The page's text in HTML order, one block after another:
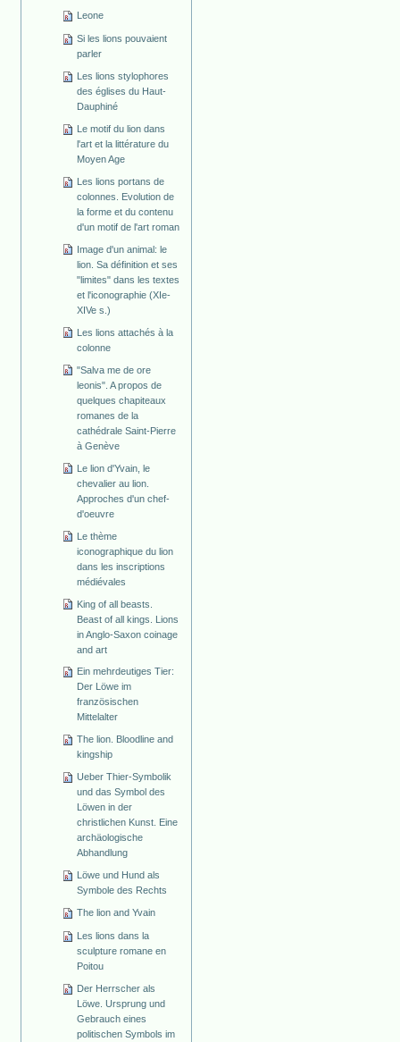
Leone
Si les lions pouvaient
parler
Les lions stylophores
des églises du Haut-
Dauphiné
Le motif du lion dans
l'art et la littérature du
Moyen Age
Les lions portans de
colonnes. Evolution de
la forme et du contenu
d'un motif de l'art roman
Image d'un animal: le
lion. Sa définition et ses
"limites" dans les textes
et l'iconographie (XIe-
XIVe s.)
Les lions attachés à la
colonne
"Salva me de ore
leonis". A propos de
quelques chapiteaux
romanes de la
cathédrale Saint-Pierre
à Genève
Le lion d'Yvain, le
chevalier au lion.
Approches d'un chef-
d'oeuvre
Le thème
iconographique du lion
dans les inscriptions
médiévales
King of all beasts.
Beast of all kings. Lions
in Anglo-Saxon coinage
and art
Ein mehrdeutiges Tier:
Der Löwe im
französischen
Mittelalter
The lion. Bloodline and
kingship
Ueber Thier-Symbolik
und das Symbol des
Löwen in der
christlichen Kunst. Eine
archäologische
Abhandlung
Löwe und Hund als
Symbole des Rechts
The lion and Yvain
Les lions dans la
sculpture romane en
Poitou
Der Herrscher als
Löwe. Ursprung und
Gebrauch eines
politischen Symbols im